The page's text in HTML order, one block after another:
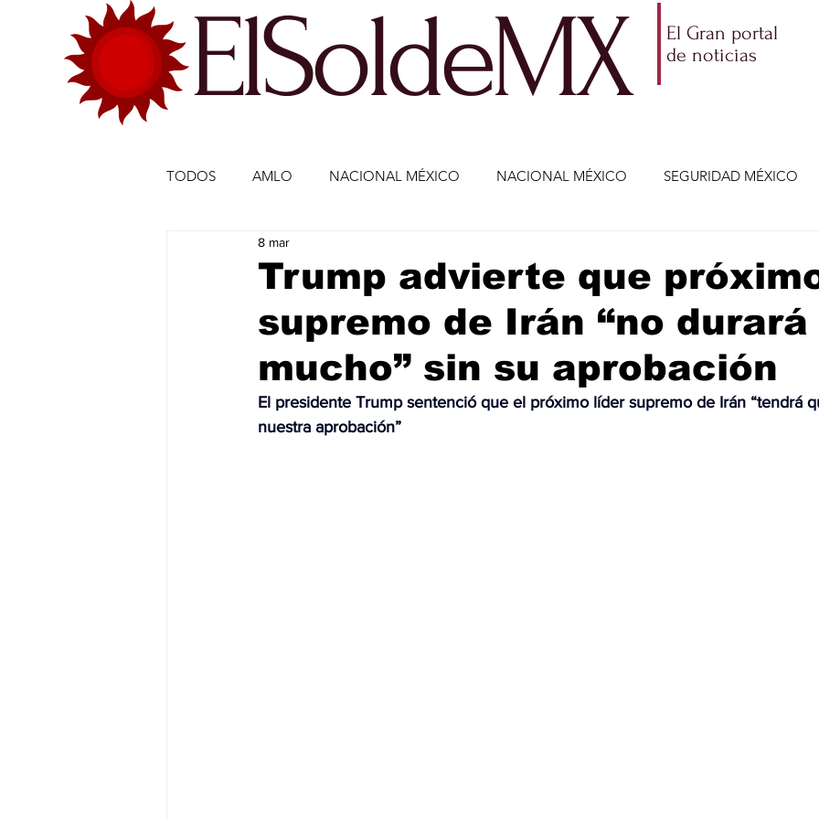
ElSoldeMX
El Gran portal
de noticias
TODOS AMLO NACIONAL MÉXICO NACIONAL MÉXICO SEGURIDAD MÉXICO
ECONOMÍA MÉXICO
DEPORTES DEPORTES CIENCIA Y TECNOLOGÍA ENTRETENIMIENTO VIDA
ESTADOS-POLÍTICA ENTRETENIMIENTO JALISCO-ENRIQUE ALFARO JALISCO-
Trump advierte que
supremo de Irán “no durará
mucho” sin su aprobación
8 mar
El presidente Trump sentenció que el próximo líder supremo de Irán “tendrá
nuestra aprobación”